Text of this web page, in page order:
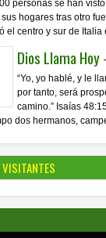
personas se han
hogares tras otro
el centro y sur de Italia
Dios Llama Hoy
“Yo, yo hablé, y le
por tanto, será
camino.” Isaías
dos hermanos,